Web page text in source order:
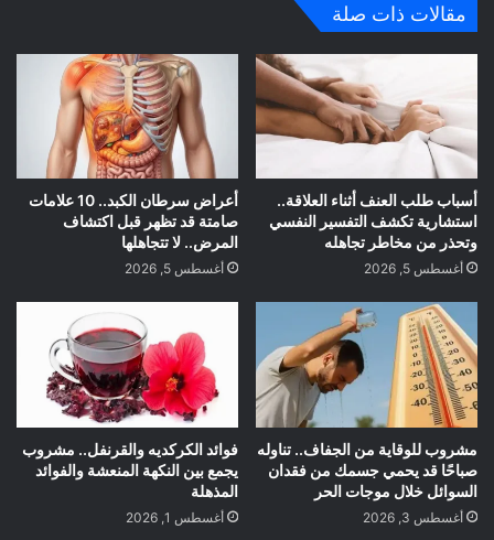
مقالات ذات صلة
أسباب طلب العنف أثناء العلاقة..
استشارية تكشف التفسير النفسي
وتحذر من مخاطر تجاهله
أغسطس 5, 2026
أعراض سرطان الكبد.. 10 علامات
صامتة قد تظهر قبل اكتشاف
المرض.. لا تتجاهلها
أغسطس 5, 2026
مشروب للوقاية من الجفاف.. تناوله
صباحًا قد يحمي جسمك من فقدان
السوائل خلال موجات الحر
أغسطس 3, 2026
فوائد الكركديه والقرنفل.. مشروب
يجمع بين النكهة المنعشة والفوائد
المذهلة
أغسطس 1, 2026